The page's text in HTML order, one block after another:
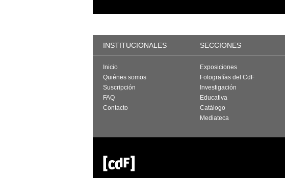
INSTITUCIONALES SECCIONES
Inicio
Quiénes somos
Suscripción
FAQ
Contacto
Exposiciones
Fotografías del CdF
Investigación
Educativa
Catálogo
Mediateca